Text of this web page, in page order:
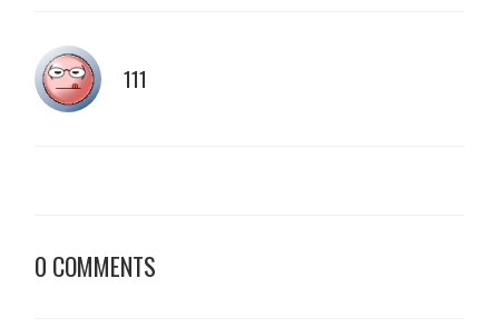
111
0 COMMENTS